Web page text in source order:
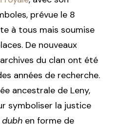
prévue le 8
à tous mais soumise
De nouveaux
du clan ont été
années de recherche.
ancestrale de Leny,
symboliser la justice
dubh en forme de